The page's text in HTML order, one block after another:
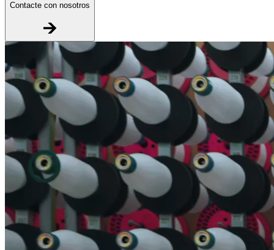
Contacte con nosotros